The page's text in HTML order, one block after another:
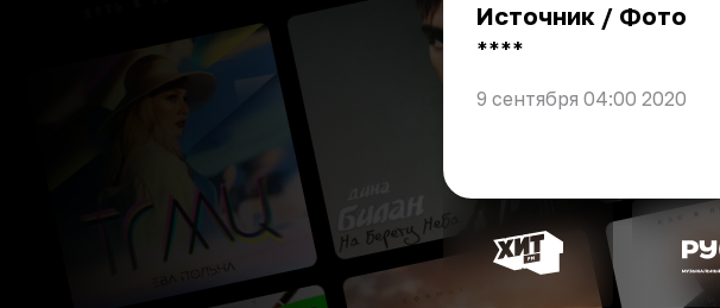
Источник / Фото
** **
9 сентября 04:00 2020